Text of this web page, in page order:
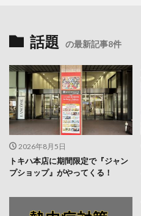
話題 の最新記事8件
2026年8月5日
トキハ本店に期間限定で『ジャン
プショップ』がやってくる！